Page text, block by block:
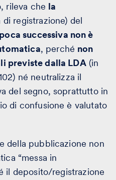
rileva che la
di registrazione) del
successiva non è
, perché non
previste dalla LDA(in
né neutralizza il
del segno, soprattutto in
di confusione è valutato
della pubblicazione non
“messa in
il deposito/registrazione